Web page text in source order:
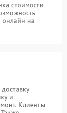
стоимости
онлайн на
и
Клиенты